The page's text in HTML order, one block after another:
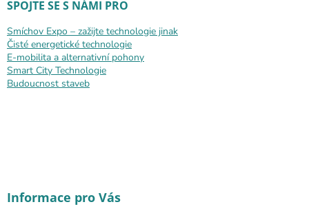
SPOJTE SE S NÁMI PRO
Smíchov Expo – zažijte technologie jinak
Čisté energetické technologie
E-mobilita a alternativní pohony
Smart City Technologie
Budoucnost staveb
Informace pro Vás